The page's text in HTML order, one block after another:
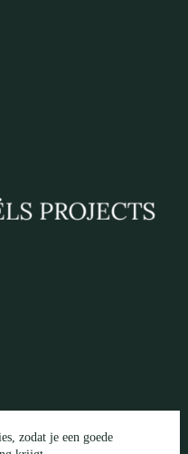
zodat je een goede